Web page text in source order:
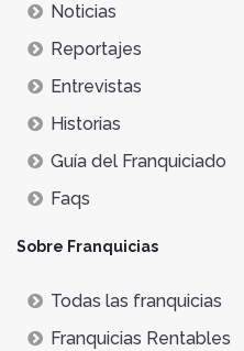
Noticias
Reportajes
Entrevistas
Historias
Guía del Franquiciado
Faqs
Sobre Franquicias
Todas las franquicias
Franquicias Rentables